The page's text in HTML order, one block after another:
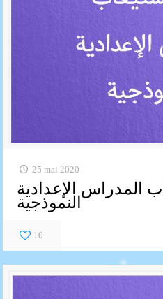
25 mai 2020
المدراس الإعدادية
النموذجية
10